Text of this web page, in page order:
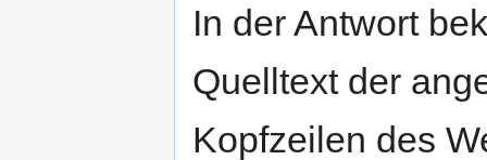
In der Antwort
Quelltext der
Kopfzeilen des